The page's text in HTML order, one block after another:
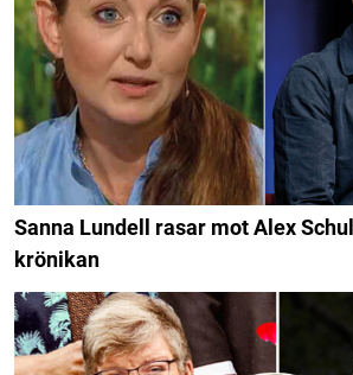
Sanna Lundell rasar mot Alex
krönikan